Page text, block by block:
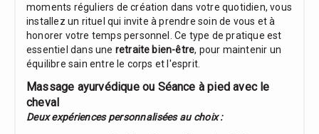
moments réguliers de création dans votre quotidien, vous
installez un rituel qui invite à prendre soin de vous et à
honorer votre temps personnel. Ce type de pratique est
essentiel dans une retraite bien-être, pour maintenir un
équilibre sain entre le corps et l'esprit.
Massage ayurvédique ou Séance à pied avec le
cheval
Deux expériences personnalisées au choix :